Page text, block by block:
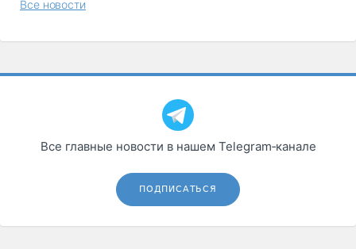
Все новости
Все главные новости в нашем Telegram‑канале
ПОДПИСАТЬСЯ